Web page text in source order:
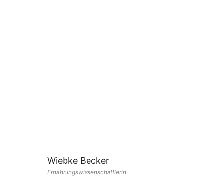
Wiebke Becker
Ernährungswissenschaftlerin